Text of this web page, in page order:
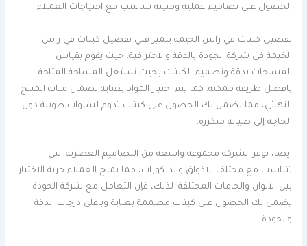
الحصول على تصاميم عملية ومتينة تتناسب مع احتياجات العملاء.
تفصيل كبتات في راس الخيمة يتميز فني تفصيل كبتات في راس
الخيمة في شركة الجودة بالدقة والاحترافية، حيث يقوم بقياس
المساحات بدقة وتصميم الكبتات بحيث تستغل المساحة المتاحة
بافضل طريقة ممكنة. كما يتم اختيار المواد بعناية لضمان متانة المنتج
النهائي، مما يضمن لك الحصول على كبتات تدوم لسنوات طويلة دون
الحاجة إلى صيانة متكررة.
ايضا، توفر الشركة مجموعة واسعة من التصاميم العصرية التي
تتناسب مع مختلف الاذواق والديكورات، مما يمنح العملاء حرية الاختيار
بين الالوان والخامات المختلفة. لذلك، فإن التعامل مع شركة الجودة
يضمن لك الحصول على كبتات مصممة بعناية وباعلى درجات الدقة
والجودة.